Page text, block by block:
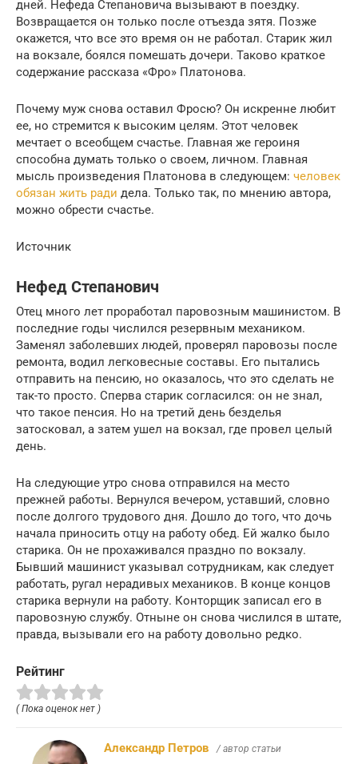
дней. Нефеда Степановича вызывают в поездку.
Возвращается он только после отъезда зятя. Позже
окажется, что все это время он не работал. Старик жил
на вокзале, боялся помешать дочери. Таково краткое
содержание рассказа «Фро» Платонова.
Почему муж снова оставил Фросю? Он искренне любит
ее, но стремится к высоким целям. Этот человек
мечтает о всеобщем счастье. Главная же героиня
способна думать только о своем, личном. Главная
мысль произведения Платонова в следующем: человек
обязан жить ради дела. Только так, по мнению автора,
можно обрести счастье.
Источник
Нефед Степанович
Отец много лет проработал паровозным машинистом. В
последние годы числился резервным механиком.
Заменял заболевших людей, проверял паровозы после
ремонта, водил легковесные составы. Его пытались
отправить на пенсию, но оказалось, что это сделать не
так-то просто. Сперва старик согласился: он не знал,
что такое пенсия. Но на третий день безделья
затосковал, а затем ушел на вокзал, где провел целый
день.
На следующие утро снова отправился на место
прежней работы. Вернулся вечером, уставший, словно
после долгого трудового дня. Дошло до того, что дочь
начала приносить отцу на работу обед. Ей жалко было
старика. Он не прохаживался праздно по вокзалу.
Бывший машинист указывал сотрудникам, как следует
работать, ругал нерадивых механиков. В конце концов
старика вернули на работу. Конторщик записал его в
паровозную службу. Отныне он снова числился в штате,
правда, вызывали его на работу довольно редко.
Рейтинг
( Пока оценок нет )
Александр Петров / автор статьи